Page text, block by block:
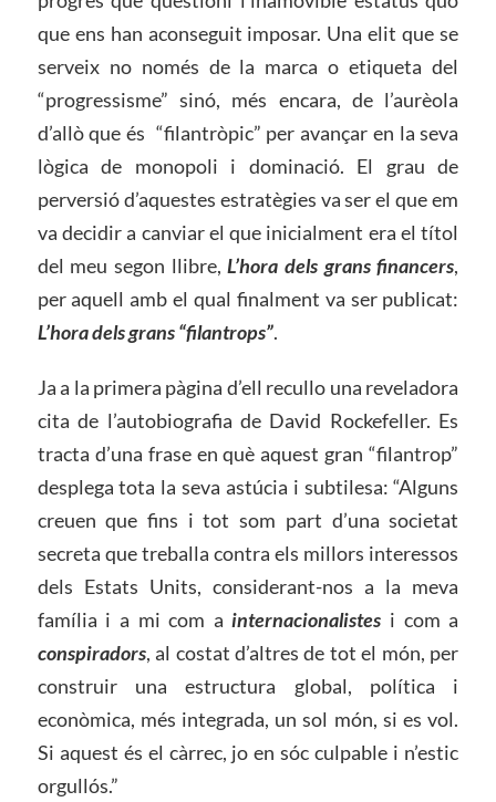
que ens han aconseguit imposar. Una elit que se
serveix no només de la marca o etiqueta del
“progressisme” sinó, més encara, de l’aurèola
d’allò que és “filantròpic” per avançar en la seva
lògica de monopoli i dominació. El grau de
perversió d’aquestes estratègies va ser el que em
va decidir a canviar el que inicialment era el títol
del meu segon llibre,L’hora dels grans financers,
per aquell amb el qual finalment va ser publicat:
L’hora dels grans “filantrops”.
Ja a la primera pàgina d’ell recullo una reveladora
cita de l’autobiografia de David Rockefeller. Es
tracta d’una frase en què aquest gran “filantrop”
desplega tota la seva astúcia i subtilesa: “Alguns
creuen que fins i tot som part d’una societat
secreta que treballa contra els millors interessos
dels Estats Units, considerant-nos a la meva
família i a mi com ainternacionalistes i com a
conspiradors, al costat d’altres de tot el món, per
construir una estructura global, política i
econòmica, més integrada, un sol món, si es vol.
Si aquest és el càrrec, jo en sóc culpable i n’estic
orgullós.”